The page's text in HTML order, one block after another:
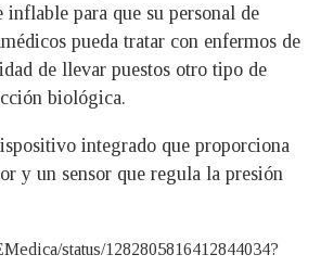
inflable para que su personal de
pueda tratar con enfermos de
de llevar puestos otro tipo de
biológica.
integrado que proporciona
y un sensor que regula la presión
status/1282805816412844034?